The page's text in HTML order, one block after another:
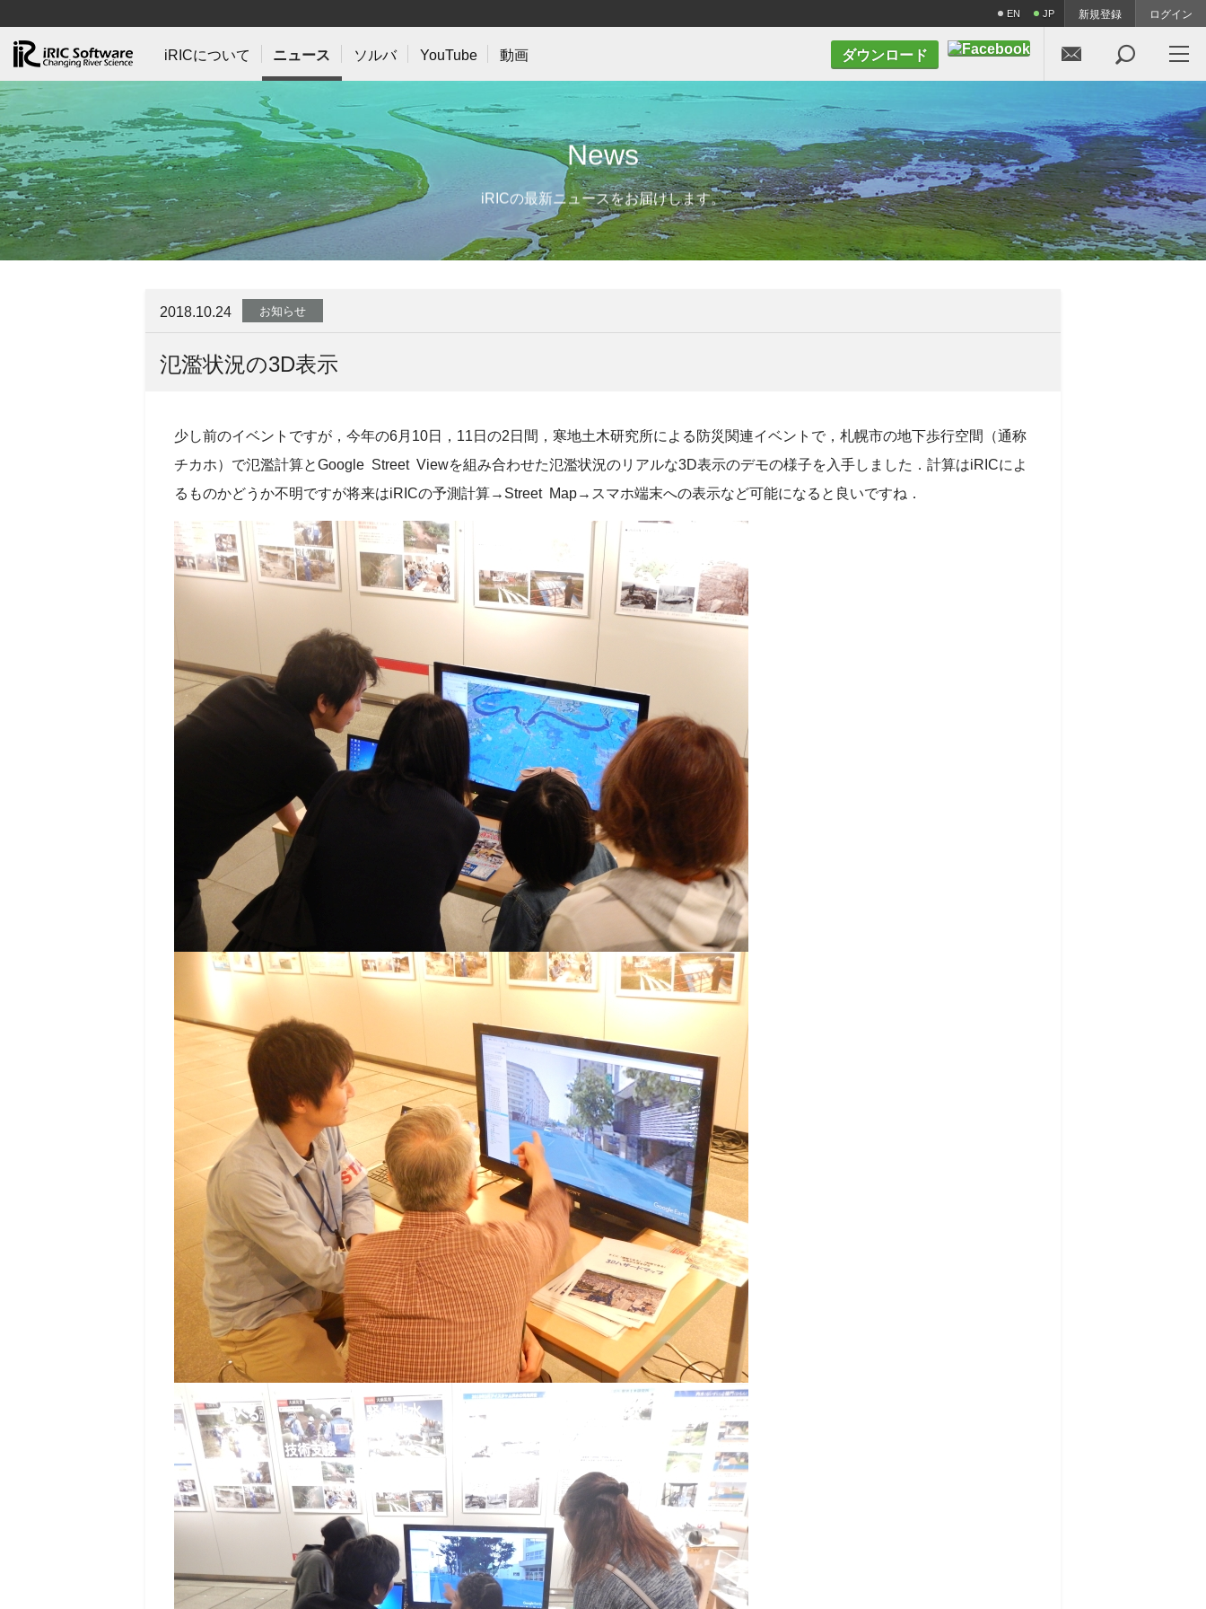
EN JP 新規登録 ログイン
iRICについて ニュース ソルバ YouTube 動画 ダウンロード  
News
iRICの最新ニュースをお届けします。
2018.10.24 お知らせ
氾濫状況の3D表示
少し前のイベントですが，今年の6月10日，11日の2日間，寒地土木研究所による防災関連イベントで，札幌市の地下歩行空間（通称
チカホ）で氾濫計算とGoogle Street Viewを組み合わせた氾濫状況のリアルな3D表示のデモの様子を入手しました．計算はiRICによ
るものかどうか不明ですが将来はiRICの予測計算→Street Map→スマホ端末への表示など可能になると良いですね．